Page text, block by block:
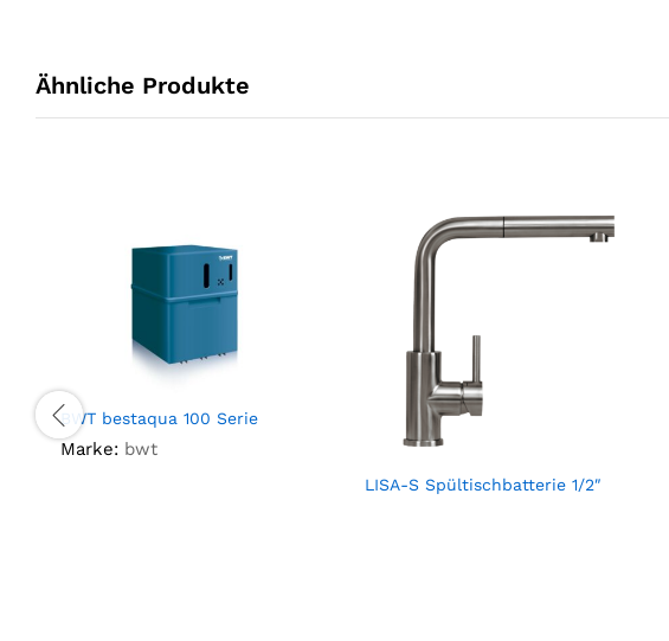
Ähnliche Produkte
BWT bestaqua 100 Serie
Marke: bwt
LISA-S Spültischbatterie 1/2″